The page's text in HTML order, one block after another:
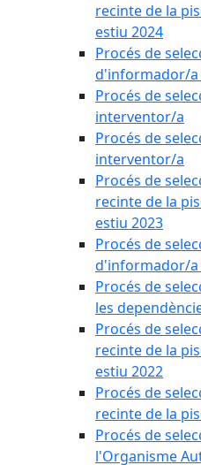
recinte de la
estiu 2024
Procés de
d'informador/
Procés de
interventor/a
Procés de
interventor/a
Procés de
recinte de la
estiu 2023
Procés de
d'informador/
Procés de
les
Procés de
recinte de la
estiu 2022
Procés de
recinte de la
Procés de
l'Organisme